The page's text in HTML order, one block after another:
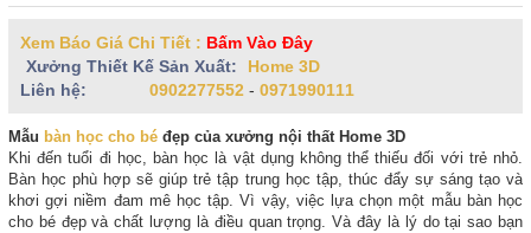
Xem Báo Giá Chi Tiết : Bấm Vào Đây
Xưởng Thiết Kế Sản Xuất:
Home 3D
Liên hệ:
0902277552 - 0971990111
Mẫu bàn học cho bé đẹp của xưởng nội thất Home 3D
Khi đến tuổi đi học, bàn học là vật dụng không thể thiếu đối với trẻ nhỏ.
Bàn học phù hợp sẽ giúp trẻ tập trung học tập, thúc đẩy sự sáng tạo và
khơi gợi niềm đam mê học tập. Vì vậy, việc lựa chọn một mẫu bàn học
cho bé đẹp và chất lượng là điều quan trọng. Và đây là lý do tại sao bạn